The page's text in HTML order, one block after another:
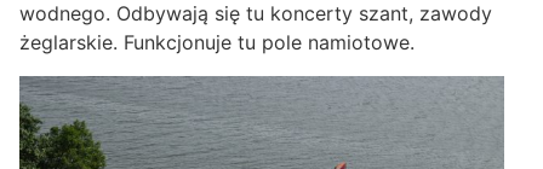
wodnego. Odbywają się tu koncerty szant, zawody
żeglarskie. Funkcjonuje tu pole namiotowe.